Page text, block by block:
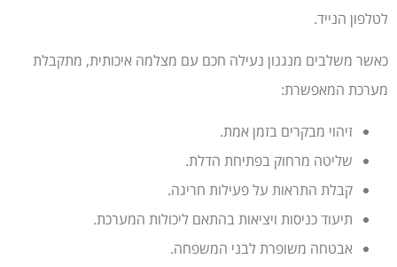
לטלפון הנייד.
כאשר משלבים מנגנון נעילה חכם עם מצלמה איכותית, מתקבלת
מערכת המאפשרת:
זיהוי מבקרים בזמן אמת.
שליטה מרחוק בפתיחת הדלת.
קבלת התראות על פעילות חריגה.
תיעוד כניסות ויציאות בהתאם ליכולות המערכת.
אבטחה משופרת לבני המשפחה.